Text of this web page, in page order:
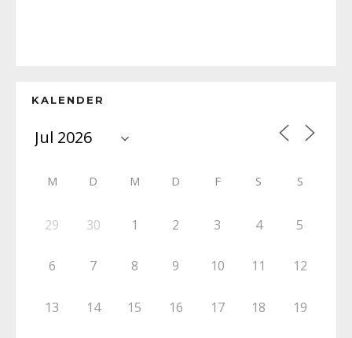
KALENDER
M D M D F S S
29 30 1 2 3 4 5
6 7 8 9 10 11 12
13 14 15 16 17 18 19